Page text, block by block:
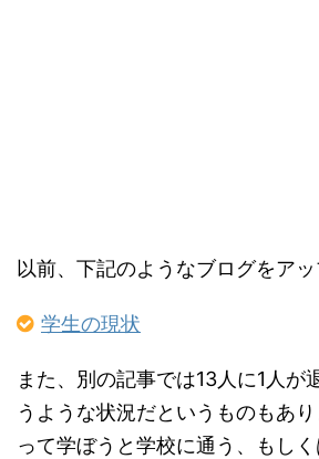
以前、下記のようなブログをアッ
学生の現状
また、別の記事では13人に1人が
うような状況だというものもあ
って学ぼうと学校に通う、もし